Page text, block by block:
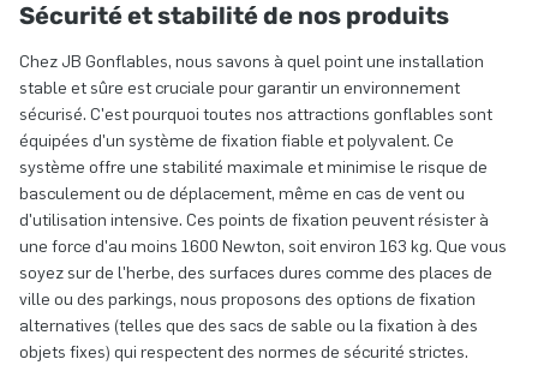
Sécurité et stabilité de nos produits
Chez JB Gonflables, nous savons à quel point une installation
stable et sûre est cruciale pour garantir un environnement
sécurisé. C'est pourquoi toutes nos attractions gonflables sont
équipées d'un système de fixation fiable et polyvalent. Ce
système offre une stabilité maximale et minimise le risque de
basculement ou de déplacement, même en cas de vent ou
d'utilisation intensive. Ces points de fixation peuvent résister à
une force d'au moins 1600 Newton, soit environ 163 kg. Que vous
soyez sur de l'herbe, des surfaces dures comme des places de
ville ou des parkings, nous proposons des options de fixation
alternatives (telles que des sacs de sable ou la fixation à des
objets fixes) qui respectent des normes de sécurité strictes.